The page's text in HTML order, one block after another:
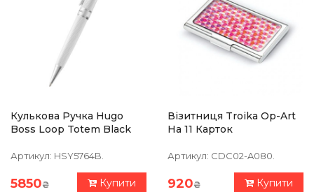
Кулькова Ручка Hugo
Boss Loop Totem Black
Артикул: HSY5764B.
5850₴ Купити
Візитниця Troika Op-Art
На 11 Карток
Артикул: CDC02-A080.
920₴ Купити